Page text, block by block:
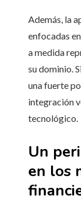
Además, la
enfocadas
a medida
su dominio.
una fuerte
integración
tecnológico.
Un
en los